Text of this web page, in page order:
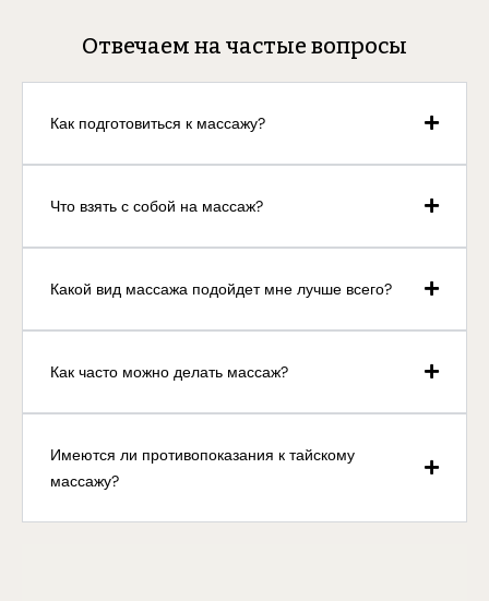
Отвечаем на частые вопросы
Как подготовиться к массажу?
Что взять с собой на массаж?
Какой вид массажа подойдет мне лучше всего?
Как часто можно делать массаж?
Имеются ли противопоказания к тайскому
массажу?